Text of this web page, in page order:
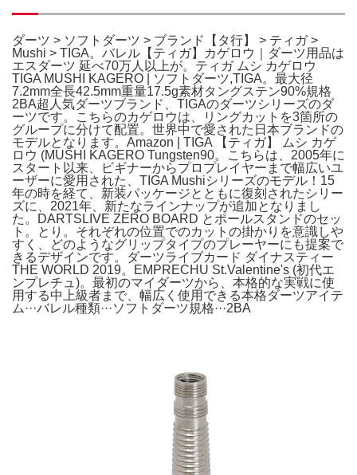
ダーツ > ソフトダーツ > ブランド【タ行】 > ティガ >
Mushi > TIGA。バレル【ティガ】カゲロウ｜ダーツ用品は
エスダーツ 延べ70万人以上が。ティガ ムシ カゲロウ
TIGA MUSHI KAGERO | ソフトダーツ,TIGA。最大径
7.2mm全長42.5mm重量17.5g素材タングステン90%規格
2BA超人気ダーツブランド、TIGAのダーツシリーズのダ
ーツです。こちらのカゲロウは、リングカットを3箇所の
グループに分けて配置。世界中で愛された日本ブランドの
モデルとなります。Amazon | TIGA 【ティガ】 ムシ カゲ
ロウ (MUSHI KAGERO Tungsten90。こちらは、2005年に
スタート以来、ビギナーからプロプレイヤーまで幅広いユ
ーザーに愛用された、TIGA Mushiシリーズのモデル！15
年の時を経て、新装パッケージとともに復刻されたシリー
ズに、2021年、新たなラインナップが追加となりまし
た。DARTSLIVE ZERO BOARD とポールスタンドのセッ
ト。とり。それぞれの位置でのカットの掛かりを意識しや
すく、どのようなグリップタイプのプレーヤーにも提案で
きるデザインです。ダーツライブカード ダイナスティー
THE WORLD 2019。EMPRECHU St.Valentine's (初代エ
ンプレチュ)。最初のマイダーツから、本格的な実戦に使
用する中上級者まで、幅広く使用できる本格ダーツアイテ
ム···バレル種類···ソフトダーツ規格···2BA